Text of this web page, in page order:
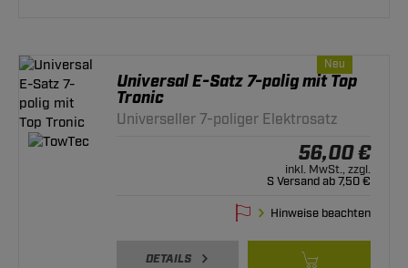
Neu
Universal E-Satz 7-polig mit Top
Tronic
Universeller 7-poliger Elektrosatz
56,00 €
inkl. MwSt., zzgl.
S Versand ab 7,50 €
Hinweise beachten
DETAILS